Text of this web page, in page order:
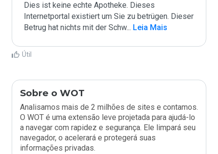
Dies ist keine echte Apotheke. Dieses
Internetportal existiert um Sie zu betrügen. Dieser
Betrug hat nichts mit der Schw... Leia Mais
Útil
Sobre o WOT
Analisamos mais de 2 milhões de sites e contamos.
O WOT é uma extensão leve projetada para ajudá-lo
a navegar com rapidez e segurança. Ele limpará seu
navegador, o acelerará e protegerá suas
informações privadas.